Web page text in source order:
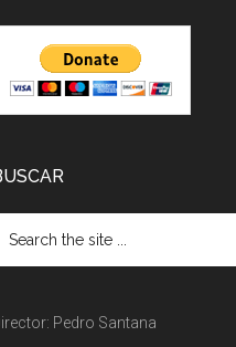
Pedro Santana